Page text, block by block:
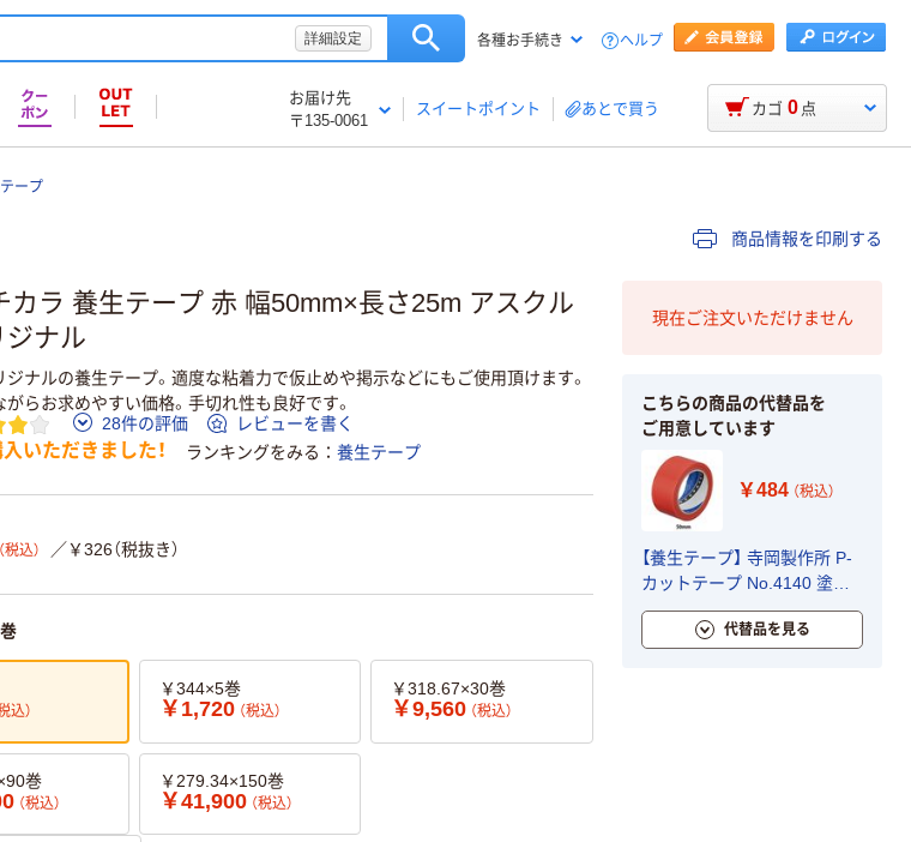
詳細設定 各種お手続き ヘルプ
お届け先
〒135-0061
スイートポイント あとで買う カゴ 0 点
ープ
商品情報を印刷する
カラ 養生テープ 赤 幅50mm×長さ25m アスクル
ジナル
ジナルの養生テープ。適度な粘着力で仮止めや掲示などにもご使用頂けます。
らお求めやすい価格。手切れ性も良好です。
28件の評価 レビューを書く
いただきました！ ランキングをみる 養生テープ
（税込） ／￥326（税抜き）
込）
￥344×5巻
￥1,720 （税込）
￥318.67×30巻
￥9,560 （税込）
巻
（税込）
￥279.34×150巻
￥41,900 （税込）
現在ご注文いただけません
こちらの商品の代替品を
ご用意しています
￥484 （税込）
【養生テープ】 寺岡製作所 P-
カットテープ No.4140 塗装
養生用 赤 幅50mm×長さ25m
代替品を見る